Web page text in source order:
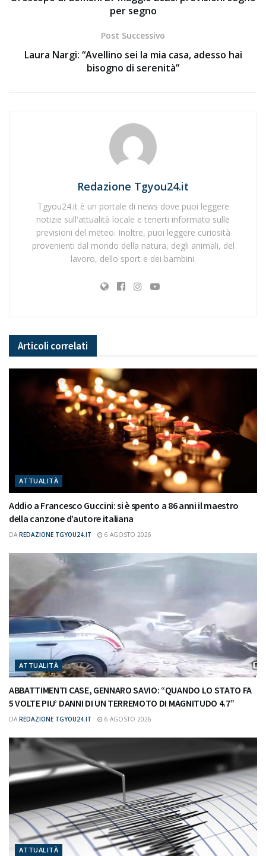
per segno
Post Successivo
Laura Nargi: “Avellino sei la mia casa, adesso hai
bisogno di serenità”
Redazione Tgyou24.it
Tgyou24.it è un portale di news dove puoi leggere
notizie sull'attualità locale e tenerti informato sulle
previsioni del meteo. Inoltre, puoi leggere curiosità
provenienti dal mondo della natura, degli animali, del
lavoro, dello sport e dei bambini.
Articoli correlati
ATTUALITÀ
Addio a Francesco Guccini: si è spento a 86 anni il maestro
della canzone d’autore italiana
DA REDAZIONE TGYOU24.IT 6 AGOSTO 2026
ATTUALITÀ
ABBATTIMENTI CASE, GENNARO SAVIO: “QUANDO LO STATO FA
5 VOLTE PIU’ DANNI DI UN TERREMOTO DI MAGNITUDO 4.7”
DA REDAZIONE TGYOU24.IT 6 AGOSTO 2026
ATTUALITÀ